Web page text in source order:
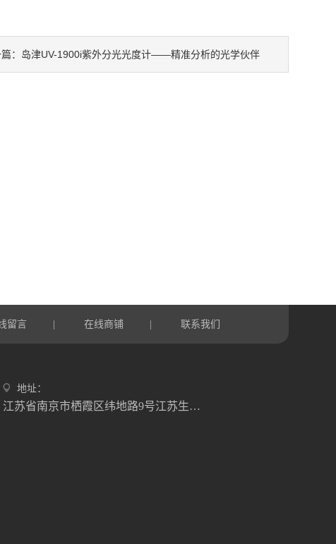
： ​​岛津UV-1900i紫外分光光度计——精准分析的光学伙伴​
留言 在线商铺 联系我们
地址：
江苏省南京市栖霞区纬地路9号江苏生命科技创新园B3幢